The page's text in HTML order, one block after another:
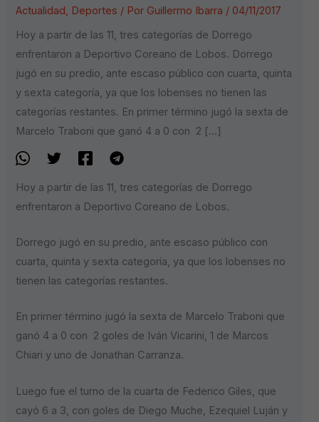
Actualidad, Deportes / Por Guillermo Ibarra / 04/11/2017
Hoy a partir de las 11, tres categorías de Dorrego
enfrentaron a Deportivo Coreano de Lobos. Dorrego
jugó en su predio, ante escaso público con cuarta, quinta
y sexta categoría, ya que los lobenses no tienen las
categorías restantes. En primer término jugó la sexta de
Marcelo Traboni que ganó 4 a 0 con 2 […]
Hoy a partir de las 11, tres categorías de Dorrego
enfrentaron a Deportivo Coreano de Lobos.
Dorrego jugó en su predio, ante escaso público con
cuarta, quinta y sexta categoría, ya que los lobenses no
tienen las categorías restantes.
En primer término jugó la sexta de Marcelo Traboni que
ganó 4 a 0 con 2 goles de Iván Vicarini, 1 de Marcos
Chiari y uno de Jonathan Carranza.
Luego fue el turno de la cuarta de Federico Giles, que
cayó 6 a 3, con goles de Diego Muche, Ezequiel Luján y